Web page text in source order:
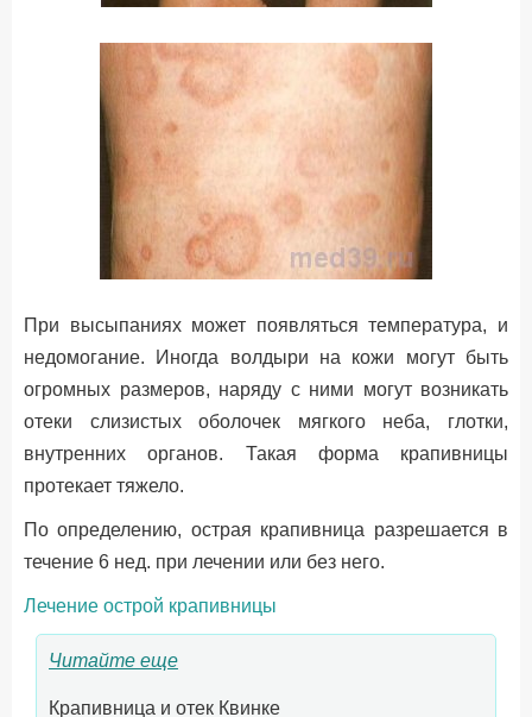
При высыпаниях может появляться температура, и
недомогание. Иногда волдыри на кожи могут быть
огромных размеров, наряду с ними могут возникать
отеки слизистых оболочек мягкого неба, глотки,
внутренних органов. Такая форма крапивницы
протекает тяжело.
По определению, острая крапивница разрешается в
течение 6 нед. при лечении или без него.
Лечение острой крапивницы
Читайте еще
Крапивница и отек Квинке